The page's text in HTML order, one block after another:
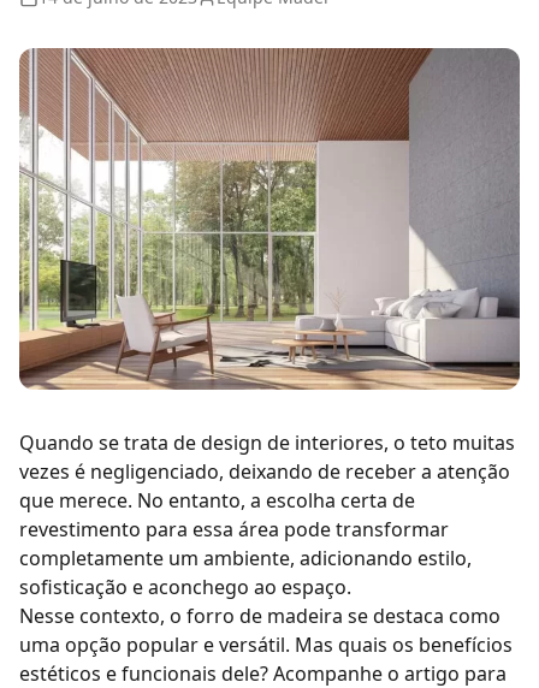
Quando se trata de design de interiores, o teto muitas
vezes é negligenciado, deixando de receber a atenção
que merece. No entanto, a escolha certa de
revestimento para essa área pode transformar
completamente um ambiente, adicionando estilo,
sofisticação e aconchego ao espaço.
Nesse contexto, o forro de madeira se destaca como
uma opção popular e versátil. Mas quais os benefícios
estéticos e funcionais dele? Acompanhe o artigo para